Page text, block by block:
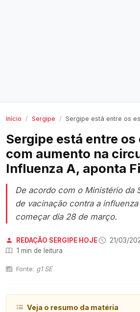
Início Sergipe Sergipe está entre os estados com aumento
Sergipe está entre os
com aumento na
Influenza A, aponta
De acordo com o Ministério da
de vacinação contra a
começar dia 28 de março.
REDAÇÃO SERGIPE HOJE· 21/03/
1 min de leitura
Fonte: g1 SE
Veja o resumo da matéria